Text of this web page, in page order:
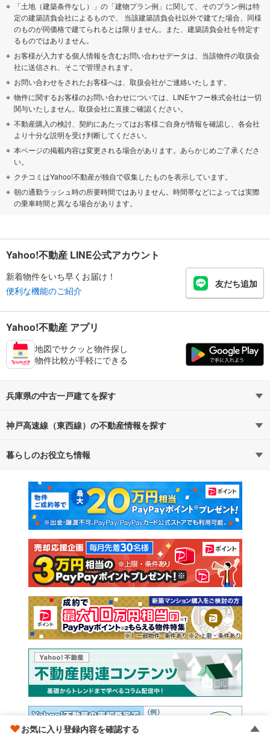
「土地（建築条件なし）」の「建物プラン例」に関して、そのプラン例は特
定の建築請負会社によるもので、 当該建築請負会社以外で建てた場合、同様
のものが同価格で建てられるとは限りません。また、建築請負会社を特定す
るものではありません。
お客様が入力する個人情報を含むお問い合わせデータは、当該物件の取扱会
社に送信され、そこで管理されます。
お問い合わせをされたお客様へは、取扱会社がご連絡いたします。
物件に関するお客様のお問い合わせについては、LINEヤフー株式会社は一切
関与いたしません。取扱会社に直接ご確認ください。
不動産購入の検討、契約にあたってはお客様ご自身が情報を確認し、各会社
より十分な説明を受け判断してください。
本ページの掲載内容は変更される場合があります。あらかじめご了承くださ
い。
クチコミはYahoo!不動産が独自で収集したものを表示しています。
朝の通勤ラッシュ時の所要時間ではありません。時間帯などによっては実際
の乗車時間と異なる場合があります。
お気に入り登録内容を確認する
Yahoo!不動産 LINE公式アカウント
新着物件をいち早くお届け！
便利な機能のご紹介
友だち追加
Yahoo!不動産 アプリ
地図でサクッと物件探し
物件比較が手軽にできる
兵庫県の中古一戸建てを探す
路線・駅から探す 地域から探す
通勤・通学時間から探す
神戸高速線（東西線）の不動産情報を探す
不動産・住宅
新築マンション 中古マンション
新築一戸建て 中古一戸建て
注文住宅 土地
売却査定
暮らしのお役立ち情報
マンションカタログ 教えて！住まいの先生